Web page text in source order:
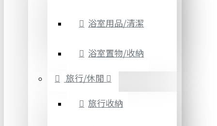
浴室用品/清潔
浴室置物/收納
旅行/休閒
旅行收納